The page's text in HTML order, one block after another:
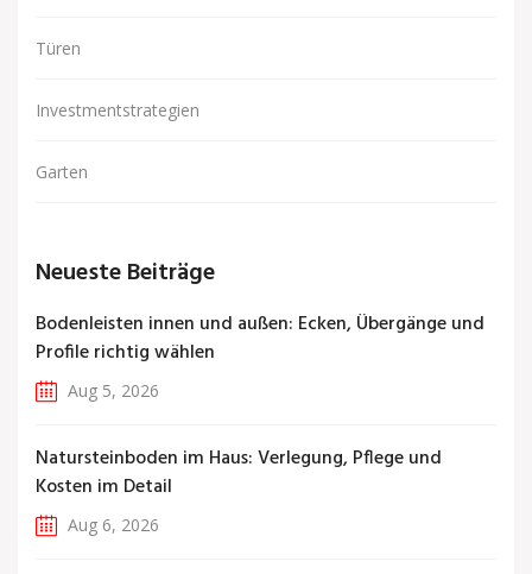
Türen
Investmentstrategien
Garten
Neueste Beiträge
Bodenleisten innen und außen: Ecken, Übergänge und
Profile richtig wählen
Aug 5, 2026
Natursteinboden im Haus: Verlegung, Pflege und
Kosten im Detail
Aug 6, 2026